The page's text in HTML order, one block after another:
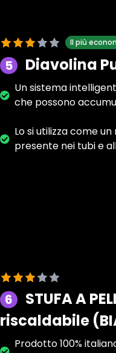
Il più
5 Diavolina
Un sistema
che possono
Lo si utilizza come
presente nei tubi e
6
STUFA A
riscaldabile
Prodotto 100%